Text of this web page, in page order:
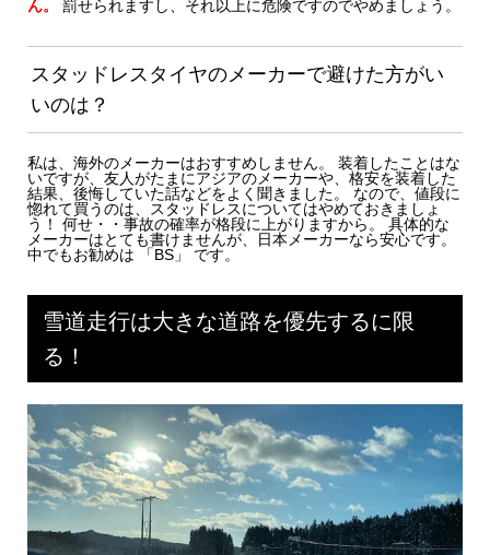
ん。
罰せられますし、それ以上に危険ですのでやめましょう。
スタッドレスタイヤのメーカーで避けた方がい
いのは？
私は、海外のメーカーはおすすめしません。 装着したことはな
いですが、友人がたまにアジアのメーカーや、格安を装着した
結果、後悔していた話などをよく聞きました。 なので、値段に
惚れて買うのは、スタッドレスについてはやめておきましょ
う！ 何せ・・事故の確率が格段に上がりますから。 具体的な
メーカーはとても書けませんが、日本メーカーなら安心です。
中でもお勧めは 「BS」 です。
雪道走行は大きな道路を優先するに限
る！